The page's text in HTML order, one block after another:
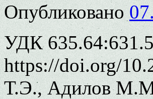
Опубликовано
УДК
https://doi.org/
Т.Э., Адилов